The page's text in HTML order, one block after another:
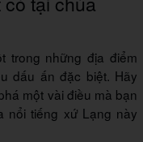
trong những địa điểm
dấu ấn đặc biệt. Hãy
một vài điều mà bạn
nổi tiếng xứ Lạng này